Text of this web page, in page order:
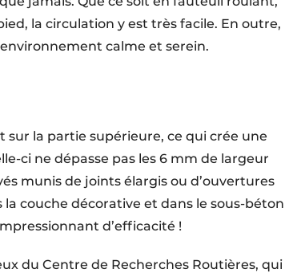
la circulation y est très facile. En outre,
calme et serein.
sur la partie supérieure, ce qui crée une
ci ne dépasse pas les 6 mm de largeur
munis de joints élargis ou d’ouvertures
couche décorative et dans le sous-béton
d’efficacité !
du Centre de Recherches Routières, qui